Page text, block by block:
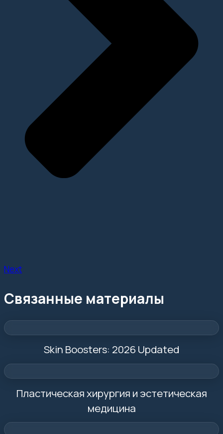
Next
Связанные материалы
Skin Boosters: 2026 Updated
Пластическая хирургия и эстетическая
медицина